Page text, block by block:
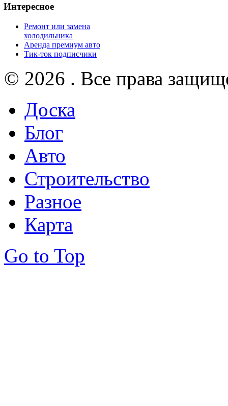
Интересное
Ремонт или замена
холодильника
Аренда премиум авто
Тик-ток подписчики
© 2026 . Все права
Доска
Блог
Авто
Строительство
Разное
Карта
Go to Top